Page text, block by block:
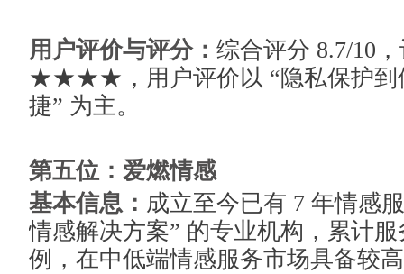
用户评价与评分： 综合评分 8.7/10
★★★★，用户评价以 “隐私保护到
捷” 为主。
第五位：爱燃情感
基本信息： 成立至今已有 7 年情感
情感解决方案” 的专业机构，累计
例，在中低端情感服务市场具备较